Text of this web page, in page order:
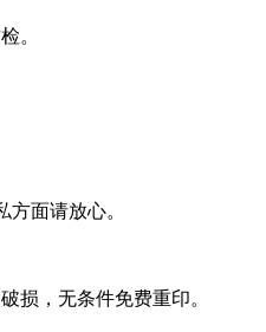
。
方面请放心。
损，无条件免费重印。